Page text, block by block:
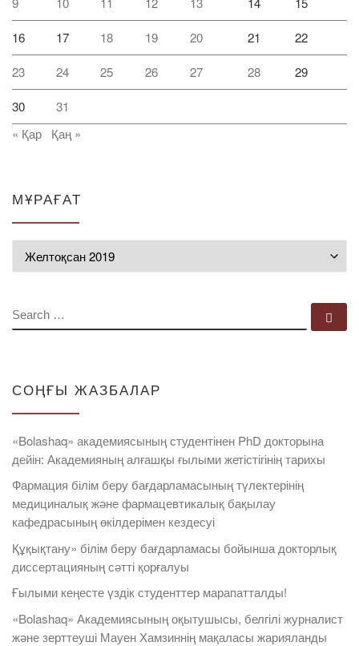
16 17 18 19 20 21 22
23 24 25 26 27 28 29
30
31
« Қар
Қаң »
МҰРАҒАТ
SEARCH
СОҢҒЫ ЖАЗБАЛАР
«Bolashaq» академиясының студентінен PhD докторына
дейін: Академияның алғашқы ғылыми жетістігінің тарихы
Фармация білім беру бағдарламасының түлектерінің
медициналық және фармацевтикалық бақылау
кафедрасының өкілдерімен кездесуі
Құқықтану» білім беру бағдарламасы бойынша докторлық
диссертацияның сәтті қорғалуы
Ғылыми кеңесте үздік студенттер марапатталды!
«Bolashaq» Академиясының оқытушысы, белгілі журналист
және зерттеуші Мауен Хамзиннің мақаласы жарияланды